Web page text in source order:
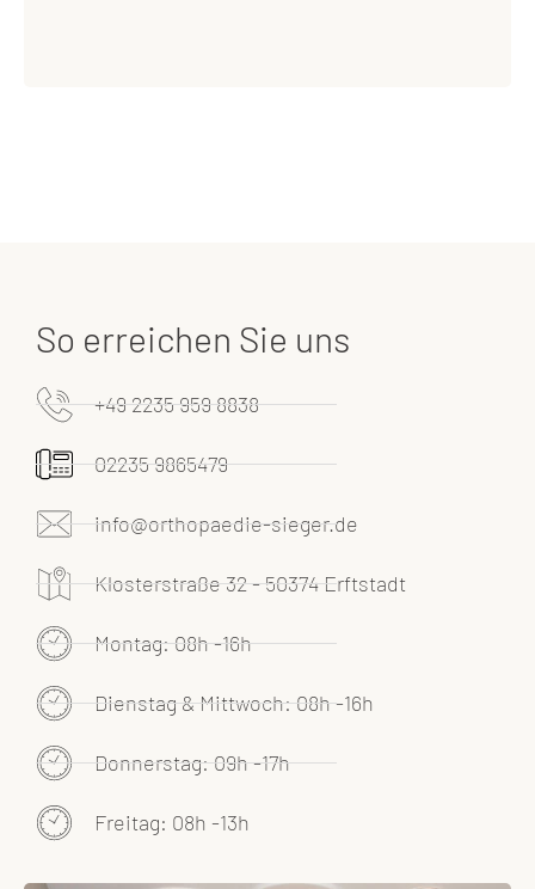
So erreichen Sie uns
+49 2235 959 8838
02235 9865479
info@orthopaedie-sieger.de
Klosterstraße 32 - 50374 Erftstadt
Montag: 08h -16h
Dienstag & Mittwoch: 08h -16h
Donnerstag: 09h -17h
Freitag: 08h -13h